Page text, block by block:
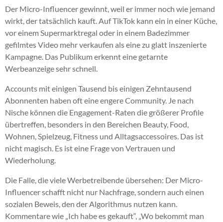
Der Micro-Influencer gewinnt, weil er immer noch wie jemand
wirkt, der tatsächlich kauft. Auf TikTok kann ein in einer Küche,
vor einem Supermarktregal oder in einem Badezimmer
gefilmtes Video mehr verkaufen als eine zu glatt inszenierte
Kampagne. Das Publikum erkennt eine getarnte
Werbeanzeige sehr schnell.
Accounts mit einigen Tausend bis einigen Zehntausend
Abonnenten haben oft eine engere Community. Je nach
Nische können die Engagement-Raten die größerer Profile
übertreffen, besonders in den Bereichen Beauty, Food,
Wohnen, Spielzeug, Fitness und Alltagsaccessoires. Das ist
nicht magisch. Es ist eine Frage von Vertrauen und
Wiederholung.
Die Falle, die viele Werbetreibende übersehen: Der Micro-
Influencer schafft nicht nur Nachfrage, sondern auch einen
sozialen Beweis, den der Algorithmus nutzen kann.
Kommentare wie „Ich habe es gekauft“, „Wo bekommt man